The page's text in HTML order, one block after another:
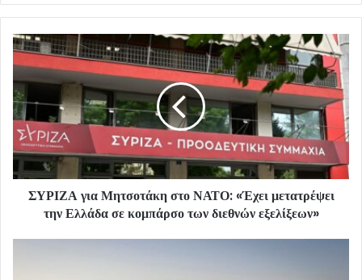
ΣΥΡΙΖΑ για Μητσοτάκη στο ΝΑΤΟ: «Έχει μετατρέψει
την Ελλάδα σε κομπάρσο των διεθνών εξελίξεων»